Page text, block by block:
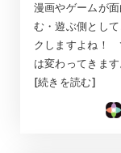
漫画やゲームが
む・遊ぶ側とし
クしますよね！
は変わってきま
[続きを読む]